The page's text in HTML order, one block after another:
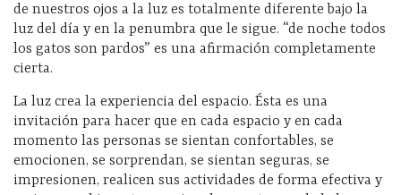
de nuestros ojos a la luz es totalmente diferente bajo la
luz del día y en la penumbra que le sigue. “de noche todos
los gatos son pardos” es una afirmación completamente
cierta.
La luz crea la experiencia del espacio. Ésta es una
invitación para hacer que en cada espacio y en cada
momento las personas se sientan confortables, se
emocionen, se sorprendan, se sientan seguras, se
impresionen, realicen sus actividades de forma efectiva y